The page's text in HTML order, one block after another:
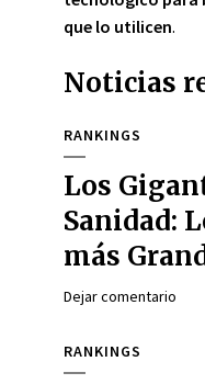
que lo utilicen.
Noticias
RANKINGS
Los
Sanidad:
más
Dejar comentario
RANKINGS